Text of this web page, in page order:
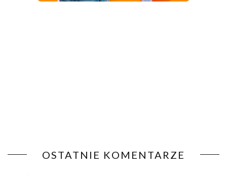
OSTATNIE KOMENTARZE